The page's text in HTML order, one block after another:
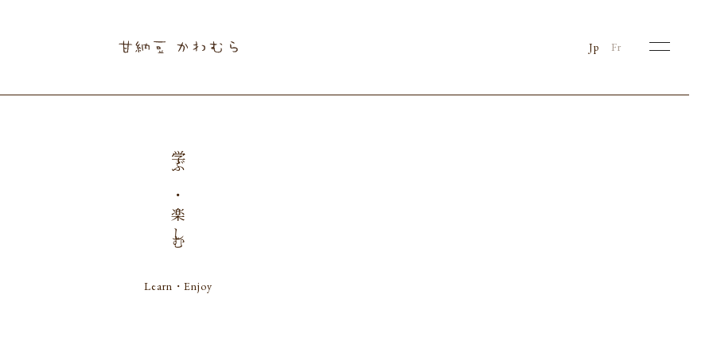
Jp Fr
学ぶ・楽しむ
Learn・Enjoy